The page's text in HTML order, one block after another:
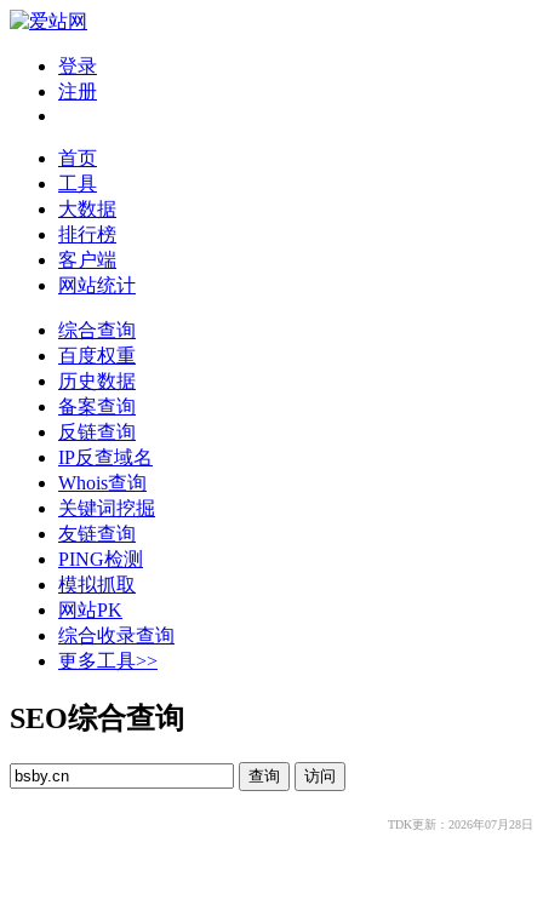
登录
注册
首页
工具
大数据
排行榜
客户端
网站统计
综合查询
百度权重
历史数据
备案查询
反链查询
IP反查域名
Whois查询
关键词挖掘
友链查询
PING检测
模拟抓取
网站PK
综合收录查询
更多工具>>
SEO综合查询
TDK更新：2026年07月28日